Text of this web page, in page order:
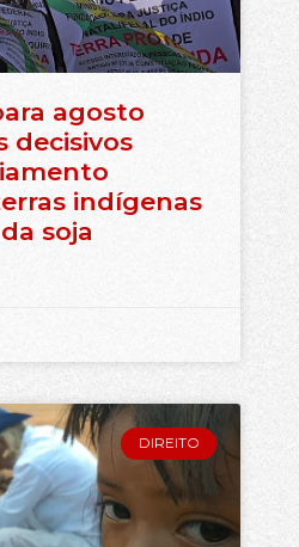
agosto
decisivos
indígenas
soja
DIREITO